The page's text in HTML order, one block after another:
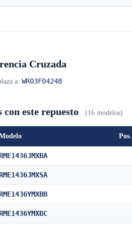
Cruzada
a: WR03F04248
este repuesto (16 modelos)
Pos.
RME1436JMXBA
RME1436JMXSA
RME1436YMXBB
RME1436YMXBC